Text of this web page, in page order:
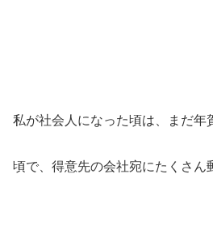
私が社会人になった頃は、まだ年
頃で、得意先の会社宛にたくさん